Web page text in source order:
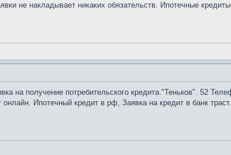
не накладывает никаких обязательств. Ипотечные
на получение потребительского кредита."Теньков". 52
Ипотечный кредит в рф, Заявка на кредит в банк траст.